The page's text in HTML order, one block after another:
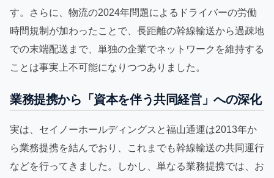
す。さらに、物流の2024年問題によるドライバーの労働
時間規制が加わったことで、長距離の幹線輸送から過疎地
での末端配送まで、単独の企業でネットワークを維持する
ことは事実上不可能になりつつありました。
業務提携から「資本を伴う共同経営」への深化
実は、セイノーホールディングスと福山通運は2013年か
ら業務提携を結んでおり、これまでも幹線輸送の共同運行
などを行ってきました。しかし、単なる業務提携では、お